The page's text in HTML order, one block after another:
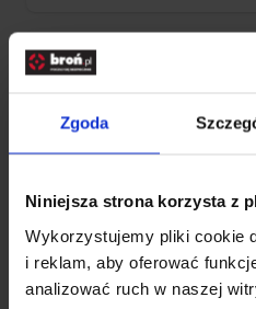
Zgoda
Niniejsza strona korzysta z
Wykorzystujemy pliki cookie
i reklam, aby oferować
analizować ruch w naszej